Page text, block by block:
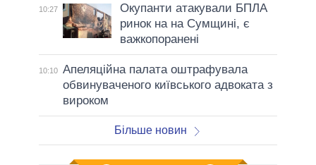
10:27
Окупанти атакували БПЛА
ринок на на Сумщині, є
важкопоранені
10:10 Апеляційна палата оштрафувала
обвинуваченого київського адвоката з
вироком
Більше новин